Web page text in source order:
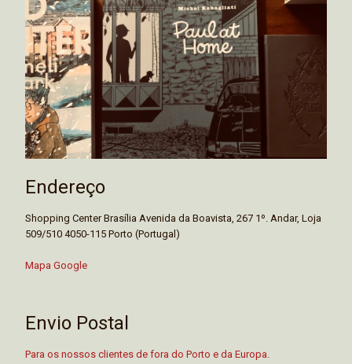
Endereço
Shopping Center Brasília Avenida da Boavista, 267 1º. Andar, Loja
509/510 4050-115 Porto (Portugal)
Mapa Google
Envio Postal
Para os nossos clientes de fora do Porto e da Europa.